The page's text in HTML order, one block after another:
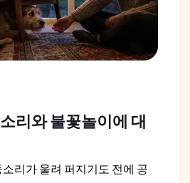
리와 불꽃놀이에 대
리가 울려 퍼지기도 전에 공